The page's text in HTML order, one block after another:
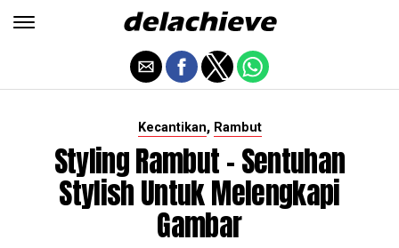
Kecantikan, Rambut
Styling Rambut - Sentuhan
Stylish Untuk Melengkapi
Gambar